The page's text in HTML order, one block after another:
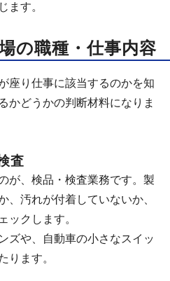
ます。
の職種・仕事内容
座り仕事に該当するのかを知
かどうかの判断材料になりま
査
が、検品・検査業務です。製
、汚れが付着していないか、
ックします。
ズや、自動車の小さなスイッ
ります。